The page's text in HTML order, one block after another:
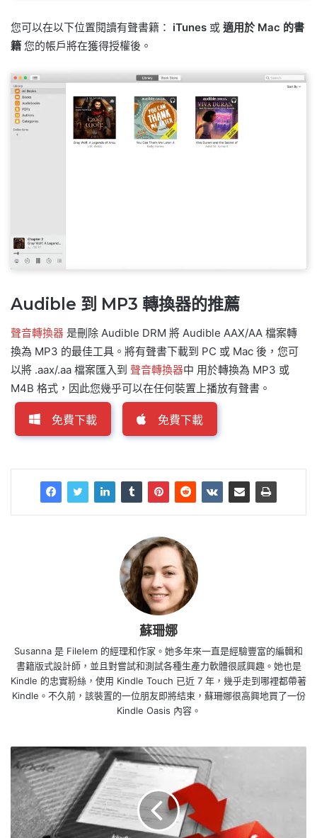
您可以在以下位置閱讀有聲書籍： iTunes 或 適用於 Mac 的書
籍 您的帳戶將在獲得授權後。
Audible 到 MP3 轉換器的推薦
聲音轉換器 是刪除 Audible DRM 將 Audible AAX/AA 檔案轉
換為 MP3 的最佳工具。將有聲書下載到 PC 或 Mac 後，您可
以將 .aax/.aa 檔案匯入到 聲音轉換器中 用於轉換為 MP3 或
M4B 格式，因此您幾乎可以在任何裝置上播放有聲書。
免費下載 免費下載
蘇珊娜
Susanna 是 Filelem 的經理和作家。她多年來一直是經驗豐富的編輯和
書籍版式設計師，並且對嘗試和測試各種生產力軟體很感興趣。她也是
Kindle 的忠實粉絲，使用 Kindle Touch 已近 7 年，幾乎走到哪裡都帶著
Kindle。不久前，該裝置的一位朋友即將結束，蘇珊娜很高興地買了一份
Kindle Oasis 內容。